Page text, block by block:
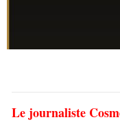
Le journaliste